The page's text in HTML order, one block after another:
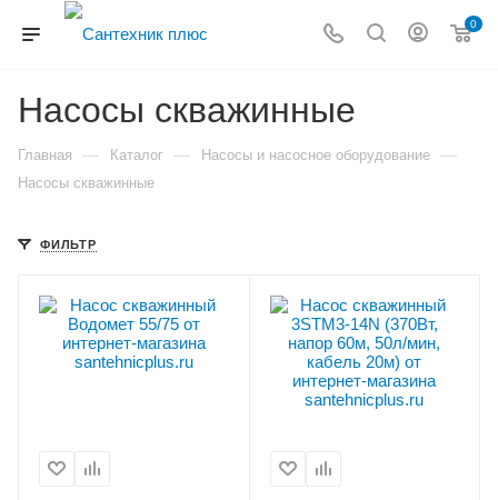
0
Насосы скважинные
Главная — Каталог — Насосы и насосное оборудование —
Насосы скважинные
ФИЛЬТР